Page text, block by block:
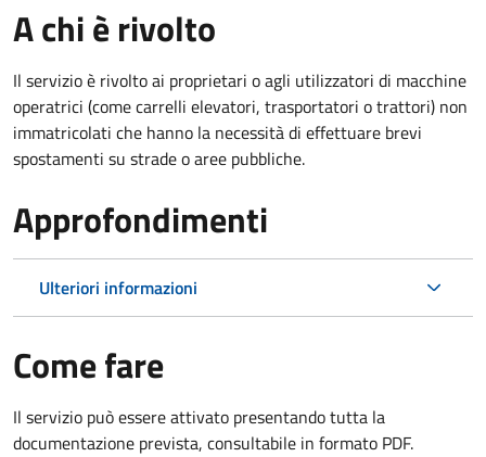
A chi è rivolto
Il servizio è rivolto ai proprietari o agli utilizzatori di macchine
operatrici (come carrelli elevatori, trasportatori o trattori) non
immatricolati che hanno la necessità di effettuare brevi
spostamenti su strade o aree pubbliche.
Approfondimenti
Ulteriori informazioni
Come fare
Il servizio può essere attivato presentando tutta la
documentazione prevista, consultabile in formato PDF.